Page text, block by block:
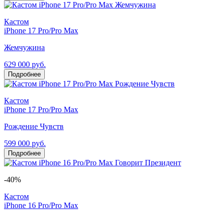
Кастом
iPhone 17 Pro/Pro Max
Жемчужина
629 000 руб.
Подробнее
Кастом
iPhone 17 Pro/Pro Max
Рождение Чувств
599 000 руб.
Подробнее
-40%
Кастом
iPhone 16 Pro/Pro Max